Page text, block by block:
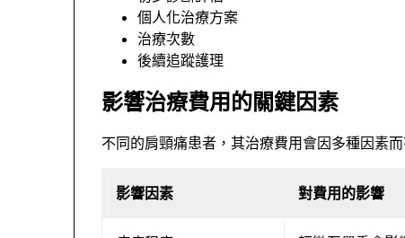
個人化治療方案
治療次數
後續追蹤護理
影響治療費用的關鍵因素
不同的肩頸痛患者，其治療費用會因多種因素而
影響因素 對費用的影響